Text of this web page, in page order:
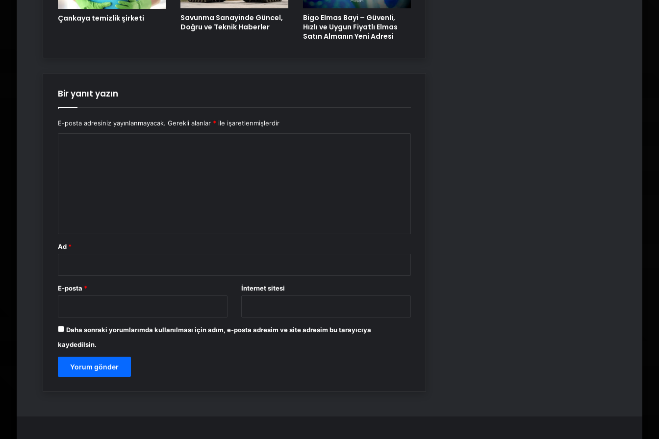
Tasarım Ajansı
Çankaya temizlik şirketi
Savunma Sanayinde Güncel,
Doğru ve Teknik Haberler
Bigo Elmas Bayi – Güvenli,
Hızlı ve Uygun Fiyatlı Elmas
Satın Almanın Yeni Adresi
Bir yanıt yazın
E-posta adresiniz yayınlanmayacak. Gerekli alanlar * ile işaretlenmişlerdir
Ad *
E-posta * İnternet sitesi
Daha sonraki yorumlarımda kullanılması için adım, e-posta adresim ve site adresim bu tarayıcıya
kaydedilsin.